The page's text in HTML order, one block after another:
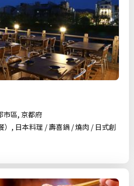
市區, 京都府
）, 日本料理 / 壽喜鍋 / 燒肉 / 日式創